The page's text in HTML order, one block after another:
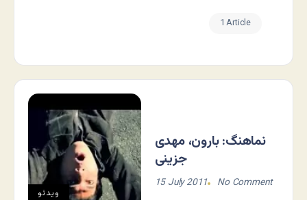
1 Article
ویدئو
نماهنگ: بارون، مهدی
جزینی
15 July 2011 No Comment